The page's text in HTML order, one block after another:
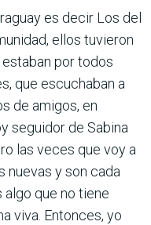
es decir Los del
ellos tuvieron
por todos
que escuchaban a
de amigos, en
seguidor de Sabina
las veces que voy a
nuevas y son cada
algo que no tiene
viva. Entonces, yo